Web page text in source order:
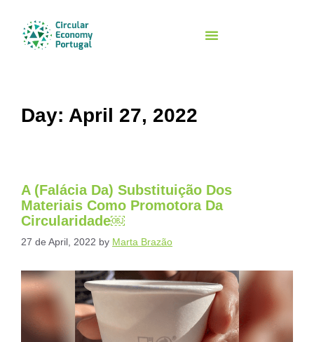
Day: April 27, 2022
A (falácia Da) Substituição Dos
Materiais Como Promotora Da
Circularidade￼
27 de April, 2022 by Marta Brazão